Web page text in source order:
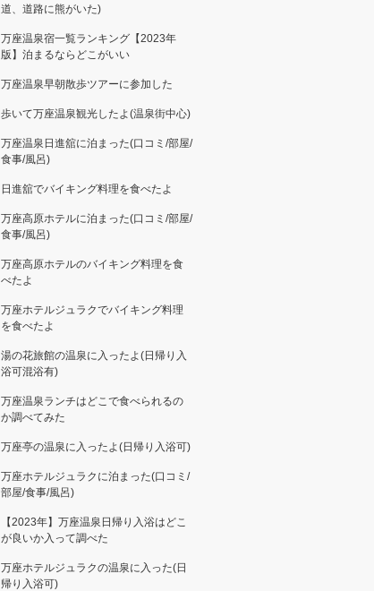
道、道路に熊がいた)
万座温泉宿一覧ランキング【2023年
版】泊まるならどこがいい
万座温泉早朝散歩ツアーに参加した
歩いて万座温泉観光したよ(温泉街中心)
万座温泉日進舘に泊まった(口コミ/部屋/
食事/風呂)
日進舘でバイキング料理を食べたよ
万座高原ホテルに泊まった(口コミ/部屋/
食事/風呂)
万座高原ホテルのバイキング料理を食
べたよ
万座ホテルジュラクでバイキング料理
を食べたよ
湯の花旅館の温泉に入ったよ(日帰り入
浴可混浴有)
万座温泉ランチはどこで食べられるの
か調べてみた
万座亭の温泉に入ったよ(日帰り入浴可)
万座ホテルジュラクに泊まった(口コミ/
部屋/食事/風呂)
【2023年】万座温泉日帰り入浴はどこ
が良いか入って調べた
万座ホテルジュラクの温泉に入った(日
帰り入浴可)